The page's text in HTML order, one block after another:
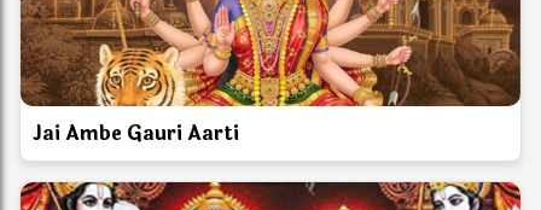
Jai Ambe Gauri Aarti